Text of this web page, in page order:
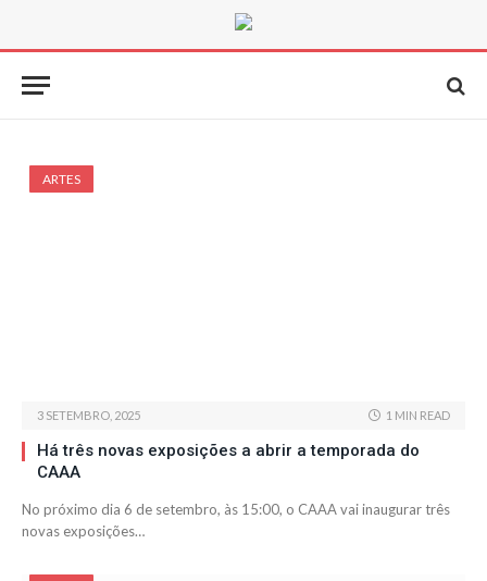
ARTES
3 SETEMBRO, 2025 1 MIN READ
Há três novas exposições a abrir a temporada do
CAAA
No próximo dia 6 de setembro, às 15:00, o CAAA vai inaugurar três
novas exposições…